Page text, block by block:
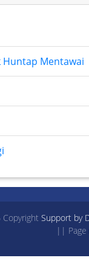
Huntap Mentawai
Support by
|| Page